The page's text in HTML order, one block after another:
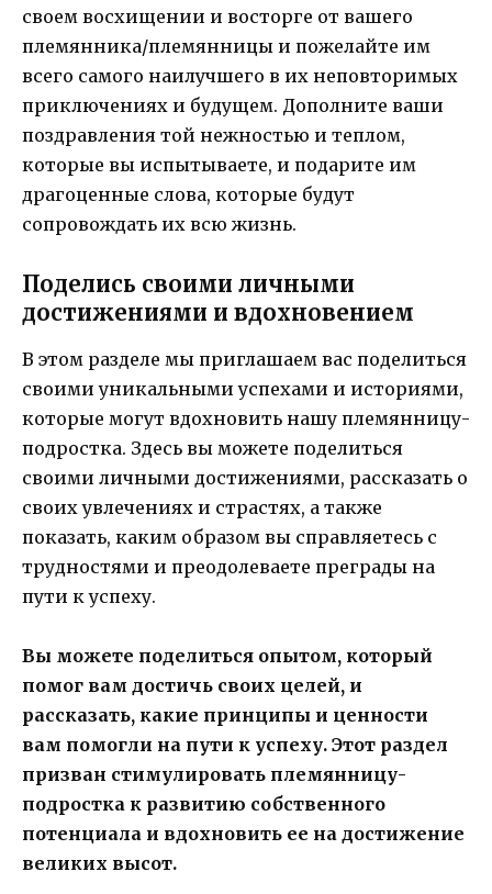
своем восхищении и восторге от вашего
племянника/племянницы и пожелайте им
всего самого наилучшего в их неповторимых
приключениях и будущем. Дополните ваши
поздравления той нежностью и теплом,
которые вы испытываете, и подарите им
драгоценные слова, которые будут
сопровождать их всю жизнь.
Поделись своими личными
достижениями и вдохновением
В этом разделе мы приглашаем вас поделиться
своими уникальными успехами и историями,
которые могут вдохновить нашу племянницу-
подростка. Здесь вы можете поделиться
своими личными достижениями, рассказать о
своих увлечениях и страстях, а также
показать, каким образом вы справляетесь с
трудностями и преодолеваете преграды на
пути к успеху.
Вы можете поделиться опытом, который
помог вам достичь своих целей, и
рассказать, какие принципы и ценности
вам помогли на пути к успеху. Этот раздел
призван стимулировать племянницу-
подростка к развитию собственного
потенциала и вдохновить ее на достижение
великих высот.